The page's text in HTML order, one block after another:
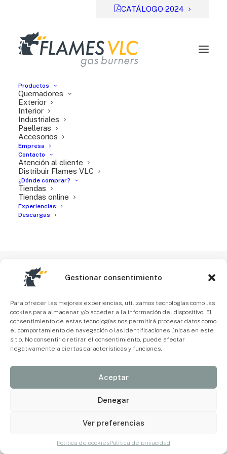
Gestionar consentimiento
Para ofrecer las mejores experiencias, utilizamos tecnologías como las
cookies para almacenar y/o acceder a la información del dispositivo. El
consentimiento de estas tecnologías nos permitirá procesar datos como
el comportamiento de navegación o las identificaciones únicas en este
sitio. No consentir o retirar el consentimiento, puede afectar
negativamente a ciertas características y funciones.
Aceptar
Denegar
Ver preferencias
Política de cookiesPolítica de privacidad
CATÁLOGO 2024
Productos
Quemadores
Exterior
Interior
Industriales
Paelleras
Accesorios
Empresa
Contacto
Atención al cliente
Distribuir Flames VLC
¿Dónde comprar?
Tiendas
Tiendas online
Experiencias
Descargas
File Type:
Categories:
Tags:FR